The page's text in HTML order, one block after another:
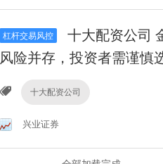
杠杆交易风控
十大配资公司
风险并存，投资者需谨慎
十大配资公司
兴业证券